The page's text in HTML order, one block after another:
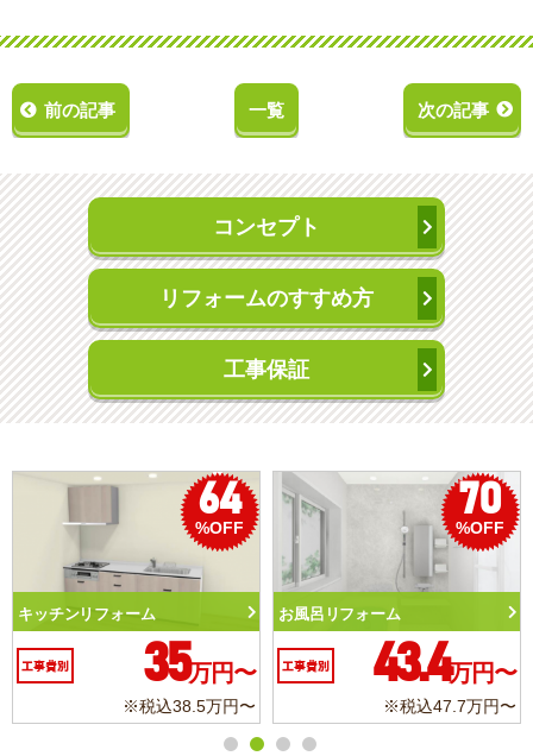
前の記事 一覧 次の記事
コンセプト
リフォームのすすめ方
工事保証
50
%OFF
トイレリフォーム
工事費別 10.3万円〜
※税込11.3万円〜
56
%OFF
洗面化粧台リフォーム
工事費別 6.2万円〜
※税込6.8万円〜